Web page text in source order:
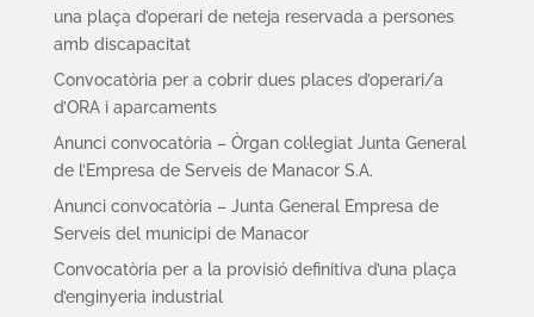
una plaça d’operari de neteja reservada a persones
amb discapacitat
Convocatòria per a cobrir dues places d’operari/a
d’ORA i aparcaments
Anunci convocatòria – Òrgan col·legiat Junta General
de l’Empresa de Serveis de Manacor S.A.
Anunci convocatòria – Junta General Empresa de
Serveis del municipi de Manacor
Convocatòria per a la provisió definitiva d’una plaça
d’enginyeria industrial